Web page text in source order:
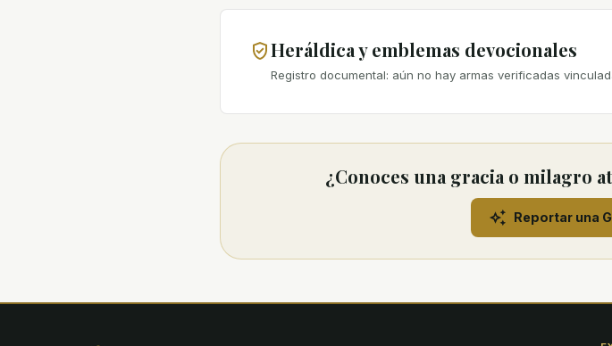
Heráldica y emblemas devocionales
Registro documental: aún no hay armas verificadas
¿Conoces una gracia o milagro
Reportar una